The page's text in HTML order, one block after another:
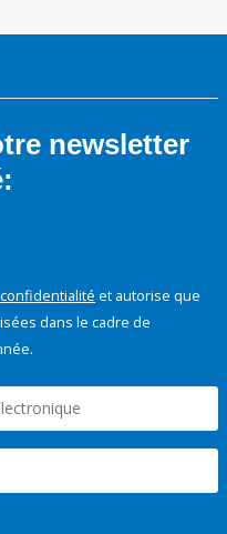
newsletter
et autorise que
dans le cadre de